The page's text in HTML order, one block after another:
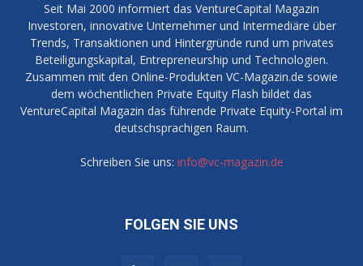
Seit Mai 2000 informiert das VentureCapital Magazin
Investoren, innovative Unternehmer und Intermediäre über
Trends, Transaktionen und Hintergründe rund um privates
Beteiligungskapital, Entrepreneurship und Technologien.
Zusammen mit den Online-Produkten VC-Magazin.de sowie
dem wöchentlichen Private Equity Flash bildet das
VentureCapital Magazin das führende Private Equity-Portal im
deutschsprachigen Raum.
Schreiben Sie uns: info@vc-magazin.de
FOLGEN SIE UNS